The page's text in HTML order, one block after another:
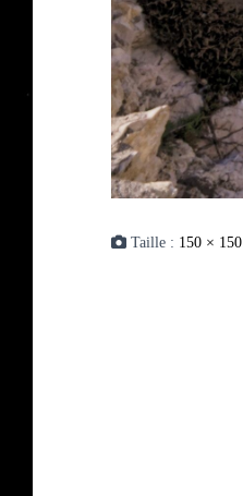
Taille : 150 × 150